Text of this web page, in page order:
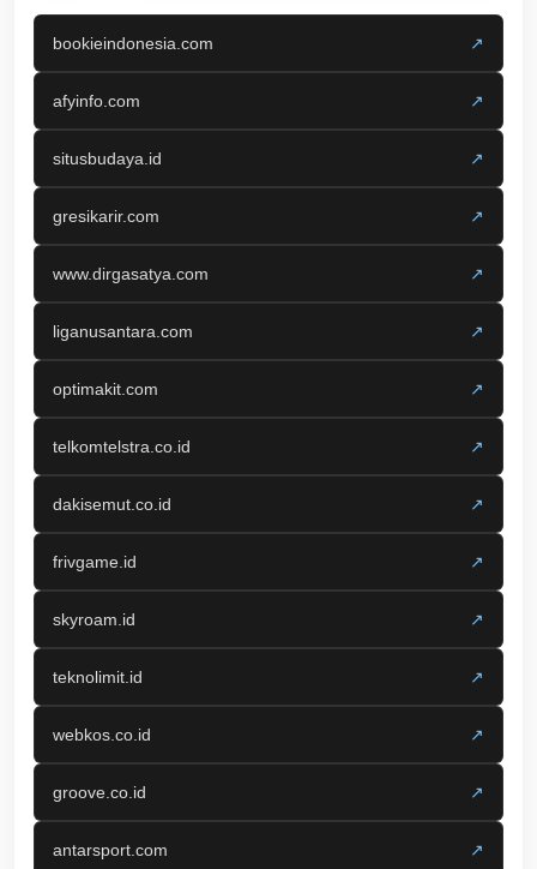
bookieindonesia.com ↗
afyinfo.com ↗
situsbudaya.id ↗
gresikarir.com ↗
www.dirgasatya.com ↗
liganusantara.com ↗
optimakit.com ↗
telkomtelstra.co.id ↗
dakisemut.co.id ↗
frivgame.id ↗
skyroam.id ↗
teknolimit.id ↗
webkos.co.id ↗
groove.co.id ↗
antarsport.com ↗